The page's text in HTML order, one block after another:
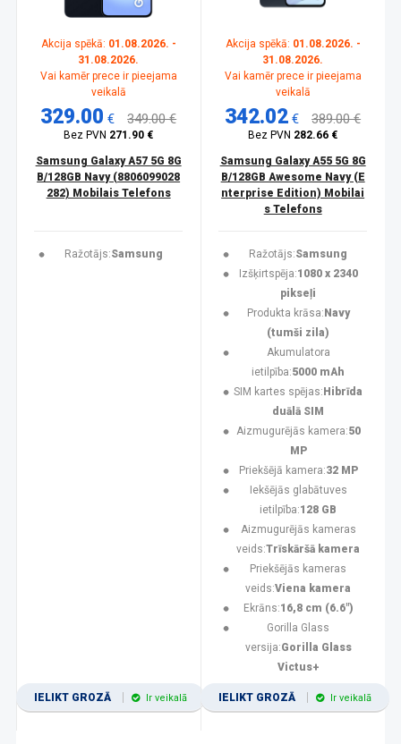
Akcija spēkā: 01.08.2026. -
31.08.2026.
Vai kamēr prece ir pieejama
veikalā
329.00 € 349.00 €
Bez PVN 271.90 €
Samsung Galaxy A57 5G 8G
B/128GB Navy (8806099028
282) Mobilais Telefons
Ražotājs:Samsung
IELIKT GROZĀ Ir veikalā
Akcija spēkā: 01.08.2026. -
31.08.2026.
Vai kamēr prece ir pieejama
veikalā
342.02 € 389.00 €
Bez PVN 282.66 €
Samsung Galaxy A55 5G 8G
B/128GB Awesome Navy (E
nterprise Edition) Mobilai
s Telefons
Ražotājs:Samsung
Izšķirtspēja:1080 x 2340
pikseļi
Produkta krāsa: Navy
(tumši zila)
Akumulatora
ietilpība:5000 mAh
SIM kartes spējas: Hibrīda
duālā SIM
Aizmugurējās kamera:50
MP
Priekšējā kamera:32 MP
Iekšējās glabātuves
ietilpība:128 GB
Aizmugurējās kameras
veids:Trīskāršā kamera
Priekšējās kameras
veids:Viena kamera
Ekrāns:16,8 cm (6.6")
Gorilla Glass
versija:Gorilla Glass
Victus+
IELIKT GROZĀ Ir veikalā